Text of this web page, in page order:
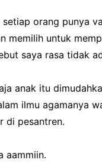
setiap orang punya
memilih untuk
saya rasa tidak
anak itu
ilmu agamanya
di pesantren.
aammiin.